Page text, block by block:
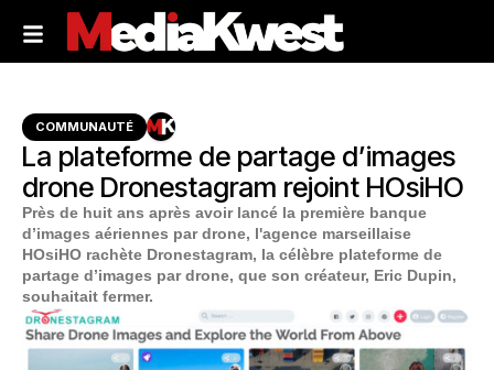
COMMUNAUTÉ
La plateforme de partage d’images
drone Dronestagram rejoint HOsiHO
Près de huit ans après avoir lancé la première banque
d’images aériennes par drone, l'agence marseillaise
HOsiHO rachète Dronestagram, la célèbre plateforme de
partage d’images par drone, que son créateur, Eric Dupin,
souhaitait fermer.